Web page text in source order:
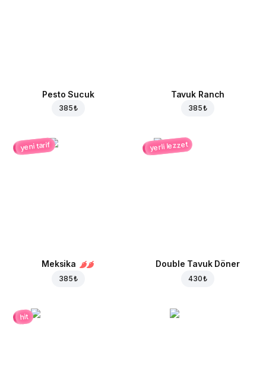
Pesto Sucuk
385 ₺
Tavuk Ranch
385 ₺
yeni tarif
Meksika
385 ₺
yerli lezzet
Double Tavuk Döner
430 ₺
hit